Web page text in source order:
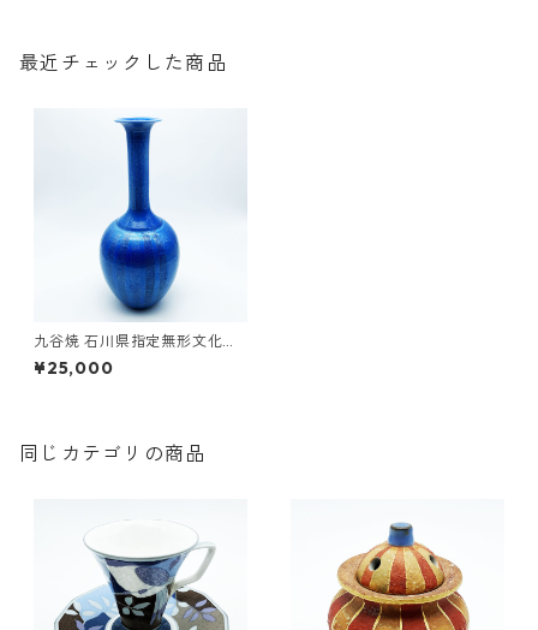
最近チェックした商品
九谷焼 石川県指定無形文化財
中田一於 淡青釉裏銀彩 花瓶 花
入 作家 28.0cm
¥25,000
同じカテゴリの商品